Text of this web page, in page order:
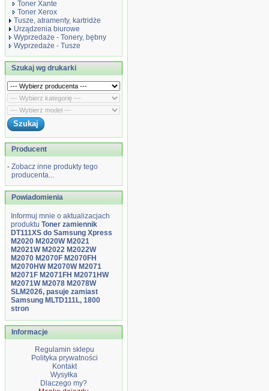
Toner Xante
Toner Xerox
Tusze, atramenty, kartridże
Urządzenia biurowe
Wyprzedaże - Tonery, bębny
Wyprzedaże - Tusze
Szukaj wg drukarki
Producent
- Zobacz inne produkty tego
producenta...
Powiadomienia
Informuj mnie o aktualizacjach
produktu Toner zamiennik
DT111XS do Samsung Xpress
M2020 M2020W M2021
M2021W M2022 M2022W
M2070 M2070F M2070FH
M2070HW M2070W M2071
M2071F M2071FH M2071HW
M2071W M2078 M2078W
SLM2026, pasuje zamiast
Samsung MLTD111L, 1800
stron
Informacje
Regulamin sklepu
Polityka prywatności
Kontakt
Wysyłka
Dlaczego my?